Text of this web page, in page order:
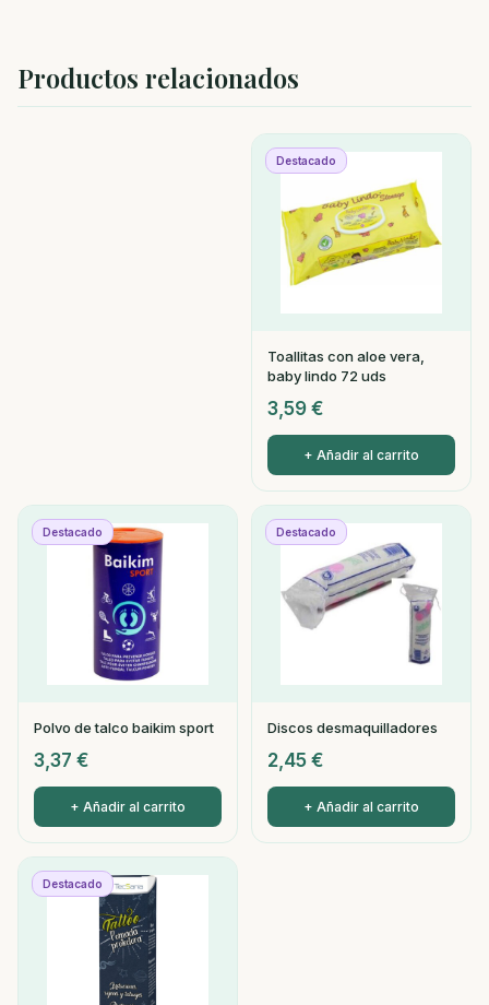
Productos relacionados
Destacado
Toallitas con aloe vera,
baby lindo 72 uds
3,59 €
+ Añadir al carrito
Destacado
Polvo de talco baikim sport
3,37 €
+ Añadir al carrito
Destacado
Discos desmaquilladores
2,45 €
+ Añadir al carrito
Destacado